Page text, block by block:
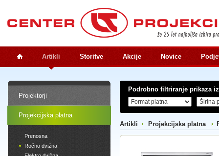
Artikli Storitve Akcije Novice
Projektorji
Projekcijska platna
Prenosna
Ročno dvižna
Podrobno filtriranje prikaza
Artikli Projekcijska platna